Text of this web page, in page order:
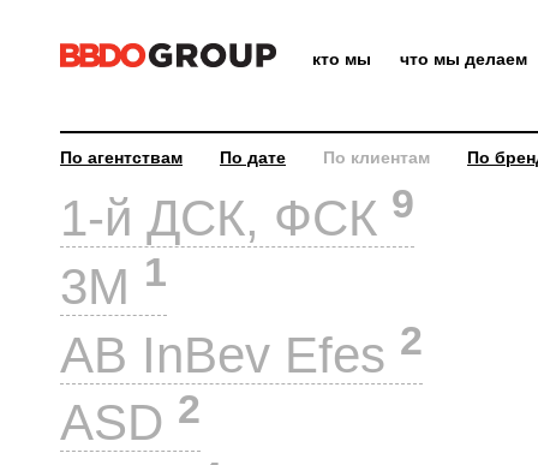
кто мы что мы делаем
По агентствам По дате По клиентам По
1-й ДСК, ФСК 9
3M 1
AB InBev Efes 2
ASD 2